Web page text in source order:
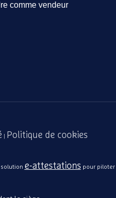
comme vendeur
Politique de cookies
e-attestations pour